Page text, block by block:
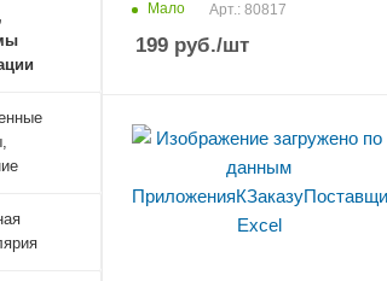
Мало Арт.: 80817
199 руб./шт